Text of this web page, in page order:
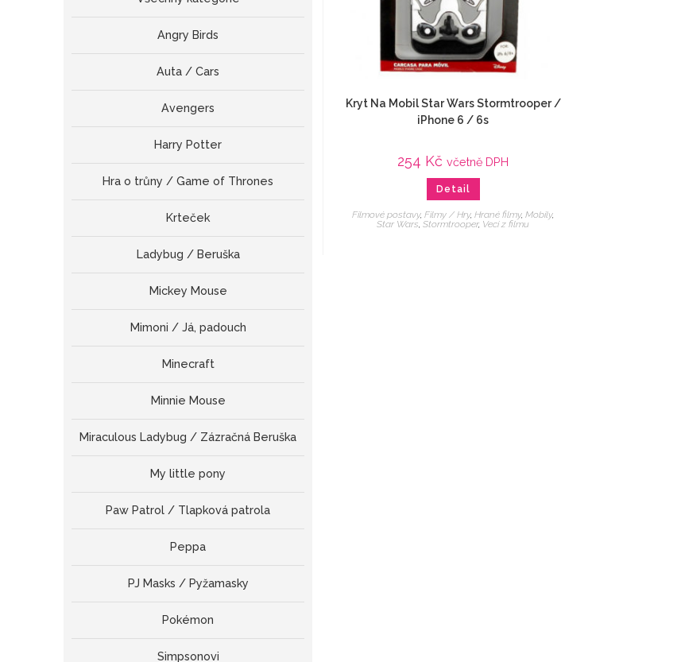
Kryt Na Mobil Star Wars Stormtrooper /
iPhone 6 / 6s
254 Kč včetně DPH
Detail
Filmové postavy,Filmy / Hry,Hrané filmy,Mobily,
Star Wars,Stormtrooper, Veci z filmu
Angry Birds
Auta / Cars
Avengers
Harry Potter
Hra o trůny / Game of Thrones
Krteček
Ladybug / Beruška
Mickey Mouse
Mimoni / Já, padouch
Minecraft
Minnie Mouse
Miraculous Ladybug / Zázračná Beruška
My little pony
Paw Patrol / Tlapková patrola
Peppa
PJ Masks / Pyžamasky
Pokémon
Simpsonovi